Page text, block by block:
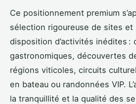
Ce positionnement premium
sélection rigoureuse de sites et
disposition d’activités inédites :
gastronomiques, découvertes
régions viticoles, circuits
en bateau ou randonnées VIP.
la tranquillité et la qualité des